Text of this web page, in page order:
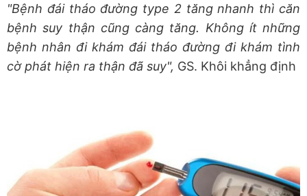
"Bệnh đái tháo đường type 2 tăng nhanh thì căn
bệnh suy thận cũng càng tăng. Không ít những
bệnh nhân đi khám đái tháo đường đi khám tình
cờ phát hiện ra thận đã suy", GS. Khôi khẳng định